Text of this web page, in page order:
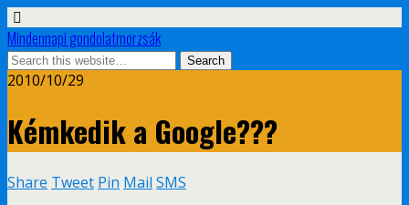
Mindennapi gondolatmorzsák
2010/10/29
Kémkedik a Google???
Share Tweet Pin Mail SMS